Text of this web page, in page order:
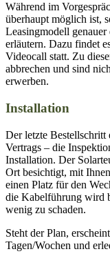
Während im
überhaupt möglich ist,
Leasingmodell
erläutern. Dazu findet
Videocall statt. Zu
abbrechen und sind
erwerben.
Installation
Der letzte Bestellschritt
Vertrags – die
Installation. Der
Ort besichtigt, mit
einen Platz für den
die Kabelführung wird
wenig zu schaden.
Steht der Plan,
Tagen/Wochen und